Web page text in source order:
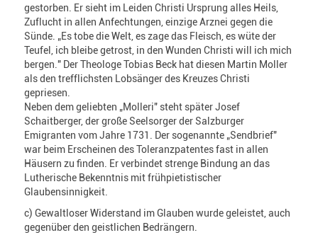
gestorben. Er sieht im Leiden Christi Ursprung alles Heils,
Zuflucht in allen Anfechtungen, einzige Arznei gegen die
Sünde. „Es tobe die Welt, es zage das Fleisch, es wüte der
Teufel, ich bleibe getrost, in den Wunden Christi will ich mich
bergen." Der Theologe Tobias Beck hat diesen Martin Moller
als den trefflichsten Lobsänger des Kreuzes Christi
gepriesen.
Neben dem geliebten „Molleri" steht später Josef
Schaitberger, der große Seelsorger der Salzburger
Emigranten vom Jahre 1731. Der sogenannte „Sendbrief"
war beim Erscheinen des Toleranzpatentes fast in allen
Häusern zu finden. Er verbindet strenge Bindung an das
Lutherische Bekenntnis mit frühpietistischer
Glaubensinnigkeit.
c) Gewaltloser Widerstand im Glauben wurde geleistet, auch
gegenüber den geistlichen Bedrängern.